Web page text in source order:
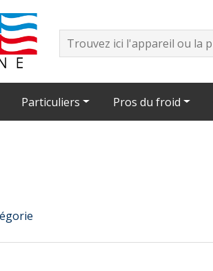
Particuliers Pros du froid